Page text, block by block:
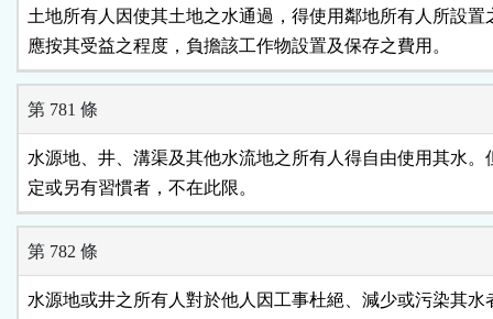
土地所有人因使其土地之水通過，得使用鄰地所有人所設置
應按其受益之程度，負擔該工作物設置及保存之費用。
第 781 條
水源地、井、溝渠及其他水流地之所有人得自由使用其水。
定或另有習慣者，不在此限。
第 782 條
水源地或井之所有人對於他人因工事杜絕、減少或污染其水